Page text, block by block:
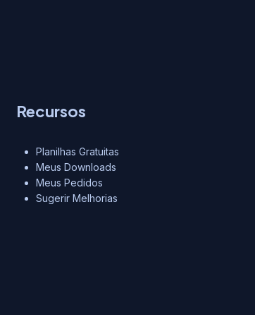
Recursos
Planilhas Gratuitas
Meus Downloads
Meus Pedidos
Sugerir Melhorias